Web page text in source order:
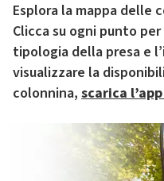
Esplora la mappa delle
Clicca su ogni punto
tipologia della presa e
visualizzare la
colonnina, scarica